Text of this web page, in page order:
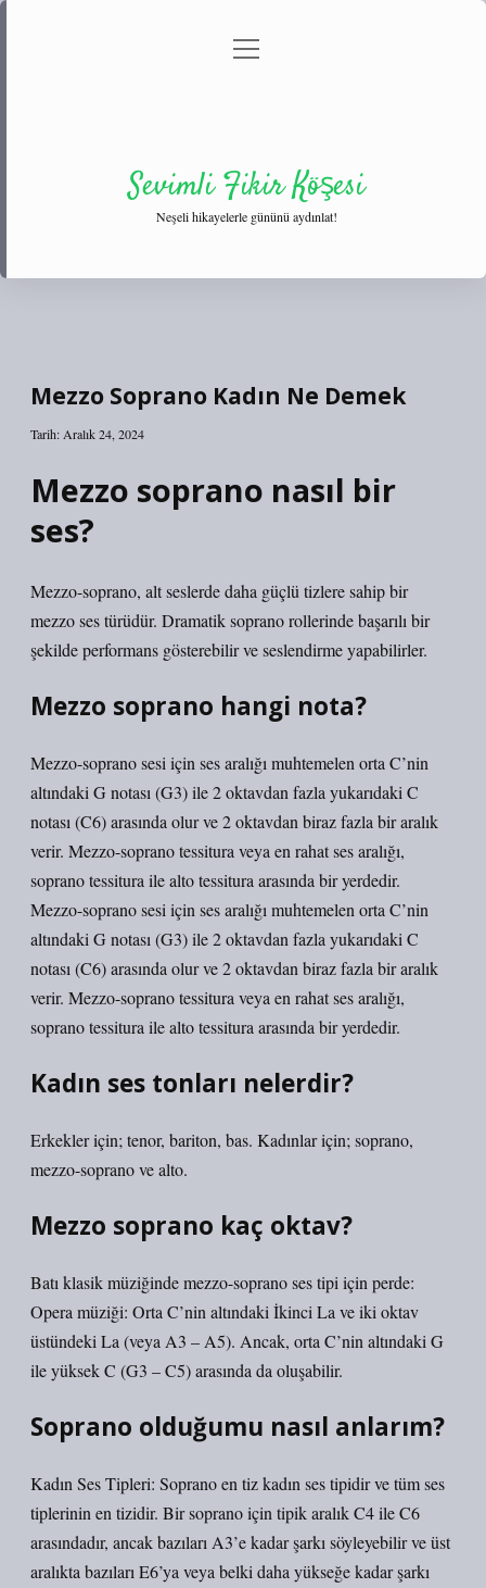
Gizlilik Politikası
menüyü
Sevimli Fikir Köşesi
Neşeli hikayelerle gününü aydınlat!
Mezzo Soprano Kadın Ne Demek
Tarih: Aralık 24, 2024
Mezzo soprano nasıl bir
ses?
Mezzo-soprano, alt seslerde daha güçlü tizlere sahip bir
mezzo ses türüdür. Dramatik soprano rollerinde başarılı bir
şekilde performans gösterebilir ve seslendirme yapabilirler.
Mezzo soprano hangi nota?
Mezzo-soprano sesi için ses aralığı muhtemelen orta C’nin
altındaki G notası (G3) ile 2 oktavdan fazla yukarıdaki C
notası (C6) arasında olur ve 2 oktavdan biraz fazla bir aralık
verir. Mezzo-soprano tessitura veya en rahat ses aralığı,
soprano tessitura ile alto tessitura arasında bir yerdedir.
Mezzo-soprano sesi için ses aralığı muhtemelen orta C’nin
altındaki G notası (G3) ile 2 oktavdan fazla yukarıdaki C
notası (C6) arasında olur ve 2 oktavdan biraz fazla bir aralık
verir. Mezzo-soprano tessitura veya en rahat ses aralığı,
soprano tessitura ile alto tessitura arasında bir yerdedir.
Kadın ses tonları nelerdir?
Erkekler için; tenor, bariton, bas. Kadınlar için; soprano,
mezzo-soprano ve alto.
Mezzo soprano kaç oktav?
Batı klasik müziğinde mezzo-soprano ses tipi için perde:
Opera müziği: Orta C’nin altındaki İkinci La ve iki oktav
üstündeki La (veya A3 – A5). Ancak, orta C’nin altındaki G
ile yüksek C (G3 – C5) arasında da oluşabilir.
Soprano olduğumu nasıl anlarım?
Kadın Ses Tipleri: Soprano en tiz kadın ses tipidir ve tüm ses
tiplerinin en tizidir. Bir soprano için tipik aralık C4 ile C6
arasındadır, ancak bazıları A3’e kadar şarkı söyleyebilir ve üst
aralıkta bazıları E6’ya veya belki daha yükseğe kadar şarkı